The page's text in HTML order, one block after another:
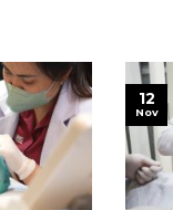
12
Nov